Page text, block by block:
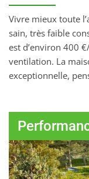
Vivre mieux toute
sain, très faible
est d’environ 400
ventilation. La
exceptionnelle,